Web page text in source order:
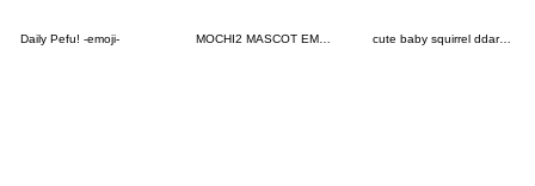
Daily Pefu! -emoji- cute baby squirrel ddarang